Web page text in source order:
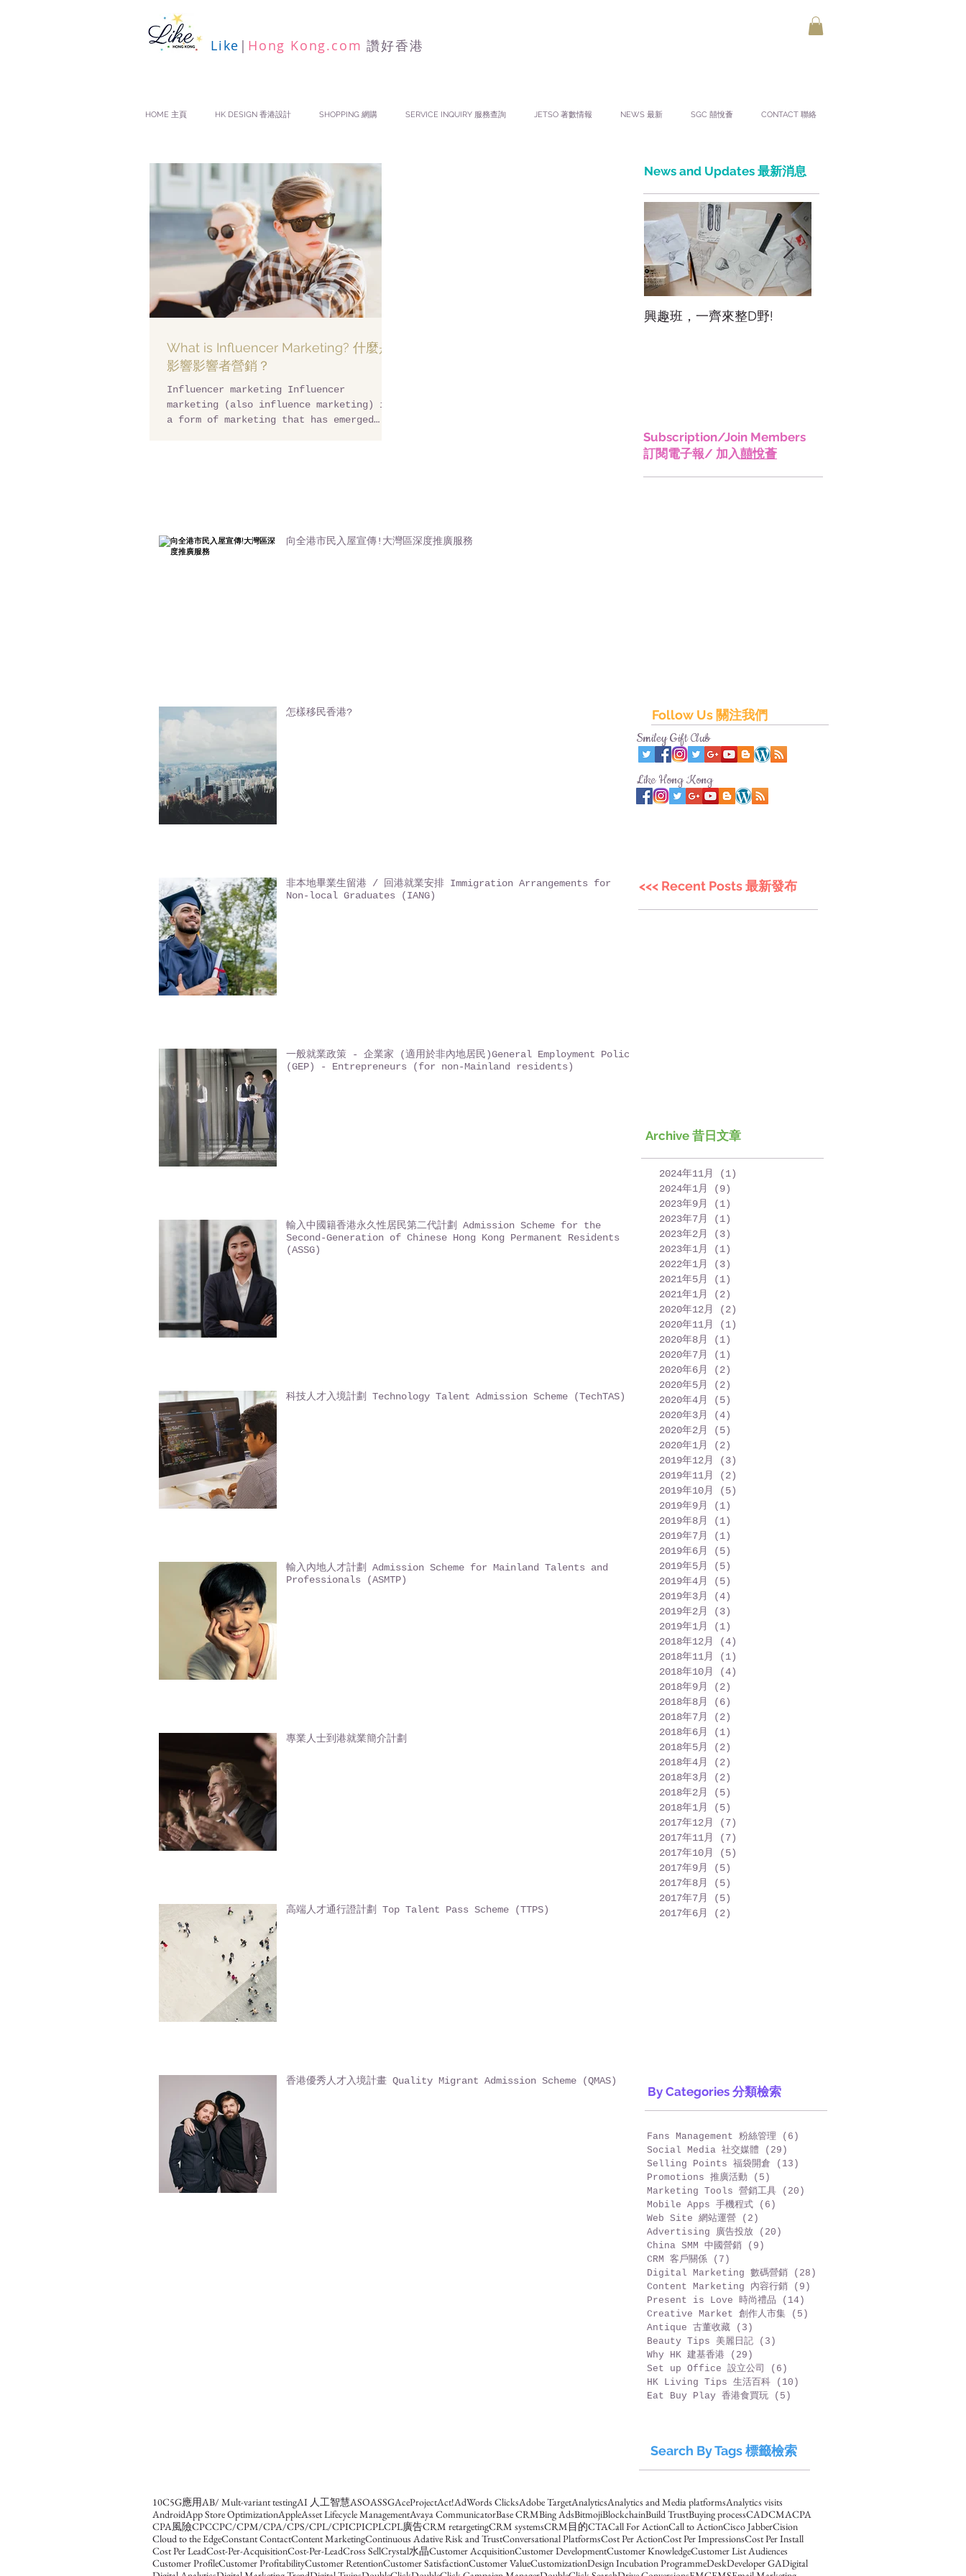
Like | Hong Kong.com 讚好香港
HOME 主頁 HK DESIGN 香港設計 SHOPPING 網購 SERVICE INQUIRY 服務查詢 JETSO 著數情報 NEWS 最新 SGC 囍悅薈 CONTACT 聯絡
What is Influencer Marketing? 什麼是
影響影響者營銷？
Influencer marketing Influencer
marketing (also influence marketing) is
a form of marketing that has emerged
向全港市民入屋宣傳!大灣區深度推廣服務
怎樣移民香港?
非本地畢業生留港 / 回港就業安排 Immigration Arrangements for
Non-local Graduates (IANG)
一般就業政策 - 企業家 (適用於非內地居民)General Employment Policy
(GEP) - Entrepreneurs (for non-Mainland residents)
輸入中國籍香港永久性居民第二代計劃 Admission Scheme for the
Second-Generation of Chinese Hong Kong Permanent Residents
(ASSG)
科技人才入境計劃 Technology Talent Admission Scheme (TechTAS)
輸入內地人才計劃 Admission Scheme for Mainland Talents and
Professionals (ASMTP)
專業人士到港就業簡介計劃
高端人才通行證計劃 Top Talent Pass Scheme (TTPS)
香港優秀人才入境計畫 Quality Migrant Admission Scheme (QMAS)
News and Updates 最新消息
興趣班，一齊來整D野!
Subscription/Join Members
訂閱電子報/ 加入囍悅薈
Follow Us 關注我們
Smiley Gift Club
Like Hong Kong
<<< Recent Posts 最新發布
Archive 昔日文章
2024年11月 (1)
2024年1月
(9)
2023年9月
(1)
2023年7月
(1)
2023年2月
(3)
2023年1月
(1)
2022年1月
(3)
2021年5月
(1)
2021年1月
(2)
2020年12月
(2)
2020年11月
(1)
2020年8月
(1)
2020年7月
(1)
2020年6月
(2)
2020年5月
(2)
2020年4月
(5)
2020年3月
(4)
2020年2月
(5)
2020年1月
(2)
2019年12月
(3)
2019年11月
(2)
2019年10月
(5)
2019年9月
(1)
2019年8月
(1)
2019年7月
(1)
2019年6月
(5)
2019年5月
(5)
2019年4月
(5)
2019年3月
(4)
2019年2月
(3)
2019年1月
(1)
2018年12月
(4)
2018年11月
(1)
2018年10月
(4)
2018年9月
(2)
2018年8月
(6)
2018年7月
(2)
2018年6月
(1)
2018年5月
(2)
2018年4月
(2)
2018年3月
(2)
2018年2月
(5)
2018年1月
(5)
2017年12月
(7)
2017年11月
(7)
2017年10月
(5)
2017年9月
(5)
2017年8月
(5)
2017年7月
(5)
2017年6月
(2)
By Categories 分類檢索
Fans Management 粉絲管理 (6)
Social Media 社交媒體
(29)
Selling Points 福袋開倉
(13)
Promotions 推廣活動
(5)
Marketing Tools 營銷工具
(20)
Mobile Apps 手機程式
(6)
Web Site 網站運營
(2)
Advertising 廣告投放
(20)
China SMM 中國營銷
(9)
CRM 客戶關係
(7)
Digital Marketing 數碼營銷
(28)
Content Marketing 內容行銷
(9)
Present is Love 時尚禮品
(14)
Creative Market 創作人市集
(5)
Antique 古董收藏
(3)
Beauty Tips 美麗日記
(3)
Why HK 建基香港
(29)
Set up Office 設立公司
(6)
HK Living Tips 生活百科
(10)
Eat Buy Play 香港食買玩
(5)
Search By Tags 標籤檢索
10C5G應用AB/ Mult-variant testingAI 人工智慧ASOASSGAceProjectAct!AdWords ClicksAdobe TargetAnalyticsAnalytics and Media platformsAnalytics visits
AndroidApp Store OptimizationAppleAsset Lifecycle ManagementAvaya CommunicatorBase CRMBing AdsBitmojiBlockchainBuild TrustBuying processCADCMACPA
CPA風險CPCCPC/CPM/CPA/CPS/CPL/CPICPICPLCPL廣告CRM retargetingCRM systemsCRM目的CTACall For ActionCall to ActionCisco JabberCision
Cloud to the EdgeConstant ContactContent MarketingContinuous Adative Risk and TrustConversational PlatformsCost Per ActionCost Per ImpressionsCost Per Install
Cost Per LeadCost-Per-AcquisitionCost-Per-LeadCross SellCrystal水晶Customer AcquisitionCustomer DevelopmentCustomer KnowledgeCustomer List Audiences
Customer ProfileCustomer ProfitabilityCustomer RetentionCustomer SatisfactionCustomer ValueCustomizationDesign Incubation ProgrammeDeskDeveloper GADigital